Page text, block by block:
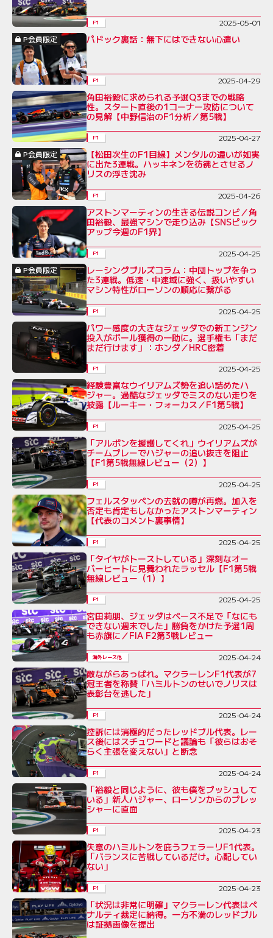
F1
2025-05-01
P会員限定
パドック裏話：無下にはできない心遣い
F1 2025-04-29
角田裕毅に求められる予選Q3までの戦略
性。スタート直後の1コーナー攻防について
の見解【中野信治のF1分析／第5戦】
F1
2025-04-27
P会員限定
【松田次生のF1目線】メンタルの違いが如実
に出た3連戦。ハッキネンを彷彿とさせるノ
リスの浮き沈み
F1 2025-04-26
アストンマーティンの生きる伝説コンビ／角
田裕毅、最強マシンで走り込み【SNSピック
アップ今週のF1界】
F1
2025-04-25
P会員限定
レーシングブルズコラム：中団トップを争っ
た3連戦。低速・中速域に強く、扱いやすい
マシン特性がローソンの順応に繋がる
F1 2025-04-25
パワー感度の大きなジェッダでの新エンジン
投入がポール獲得の一助に。選手権も「まだ
まだ行けます」：ホンダ／HRC密着
F1 2025-04-25
経験豊富なウイリアムズ勢を追い詰めたハ
ジャー。過酷なジェッダでミスのない走りを
披露【ルーキー・フォーカス／F1第5戦】
F1 2025-04-25
「アルボンを援護してくれ」ウイリアムズが
チームプレーでハジャーの追い抜きを阻止
【F1第5戦無線レビュー（2）】
F1 2025-04-25
フェルスタッペンの去就の噂が再燃。加入を
否定も肯定もしなかったアストンマーティン
【代表のコメント裏事情】
F1 2025-04-25
「タイヤがトーストしている」深刻なオー
バーヒートに見舞われたラッセル【F1第5戦
無線レビュー（1）】
F1 2025-04-25
宮田莉朋、ジェッダはペース不足で「なにも
できない週末でした」勝負をかけた予選1周
も赤旗に／FIA F2第3戦レビュー
海外レース他 2025-04-24
敵ながらあっぱれ。マクラーレンF1代表が7
冠王者を称賛「ハミルトンのせいでノリスは
表彰台を逃した」
F1 2025-04-24
控訴には消極的だったレッドブル代表。レー
ス後にはスチュワードと議論も「彼らはおそ
らく主張を変えない」と断念
F1 2025-04-24
「裕毅と同じように、彼も僕をプッシュして
いる」新人ハジャー、ローソンからのプレッ
シャーに直面
F1 2025-04-23
失意のハミルトンを庇うフェラーリF1代表。
「バランスに苦戦しているだけ。心配してい
ない」
F1 2025-04-23
「状況は非常に明確」マクラーレン代表はペ
ナルティ裁定に納得。一方不満のレッドブル
は証拠画像を提出